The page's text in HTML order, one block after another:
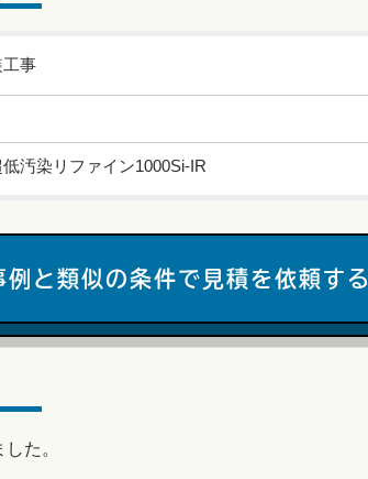
事
汚染リファイン1000Si-IR
例と類似の条件で見積を依頼する
た。